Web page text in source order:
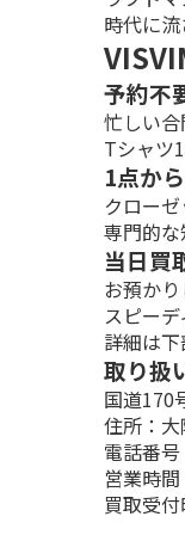
時代に
予約不
忙しい合
Tシャツ
1点か
クロー
専門的
当日買
お預か
スピー
詳細は
取り扱
国道170
住所：
電話番
営業時
買取受